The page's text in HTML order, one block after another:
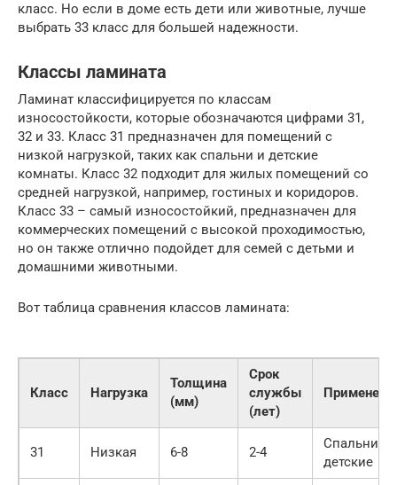
класс. Но если в доме есть дети или животные, лучше
выбрать 33 класс для большей надежности.
Классы ламината
Ламинат классифицируется по классам
износостойкости, которые обозначаются цифрами 31,
32 и 33. Класс 31 предназначен для помещений с
низкой нагрузкой, таких как спальни и детские
комнаты. Класс 32 подходит для жилых помещений со
средней нагрузкой, например, гостиных и коридоров.
Класс 33 – самый износостойкий, предназначен для
коммерческих помещений с высокой проходимостью,
но он также отлично подойдет для семей с детьми и
домашними животными.
Вот таблица сравнения классов ламината:
Класс Нагрузка
Толщина
(мм)
Срок
службы
(лет)
31 Низкая 6-8 2-4
Спальни,
детские